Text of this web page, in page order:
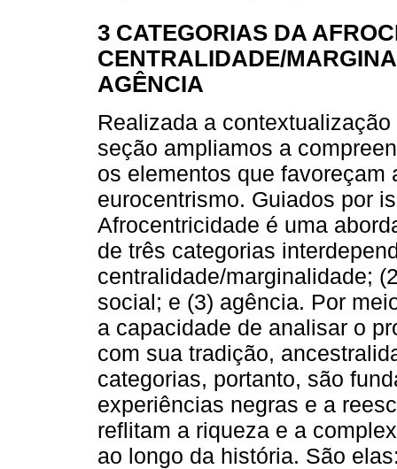
3 CATEGORIAS DA
CENTRALIDADE/
AGÊNCIA
Realizada a
seção ampliamos a
os elementos que favoreçam
eurocentrismo. Guiados por
Afrocentricidade é uma
de três categorias
centralidade/marginalidade;
social; e (3) agência. Por
a capacidade de analisar o
com sua tradição,
categorias, portanto, são
experiências negras e a
reflitam a riqueza e a
ao longo da história. São